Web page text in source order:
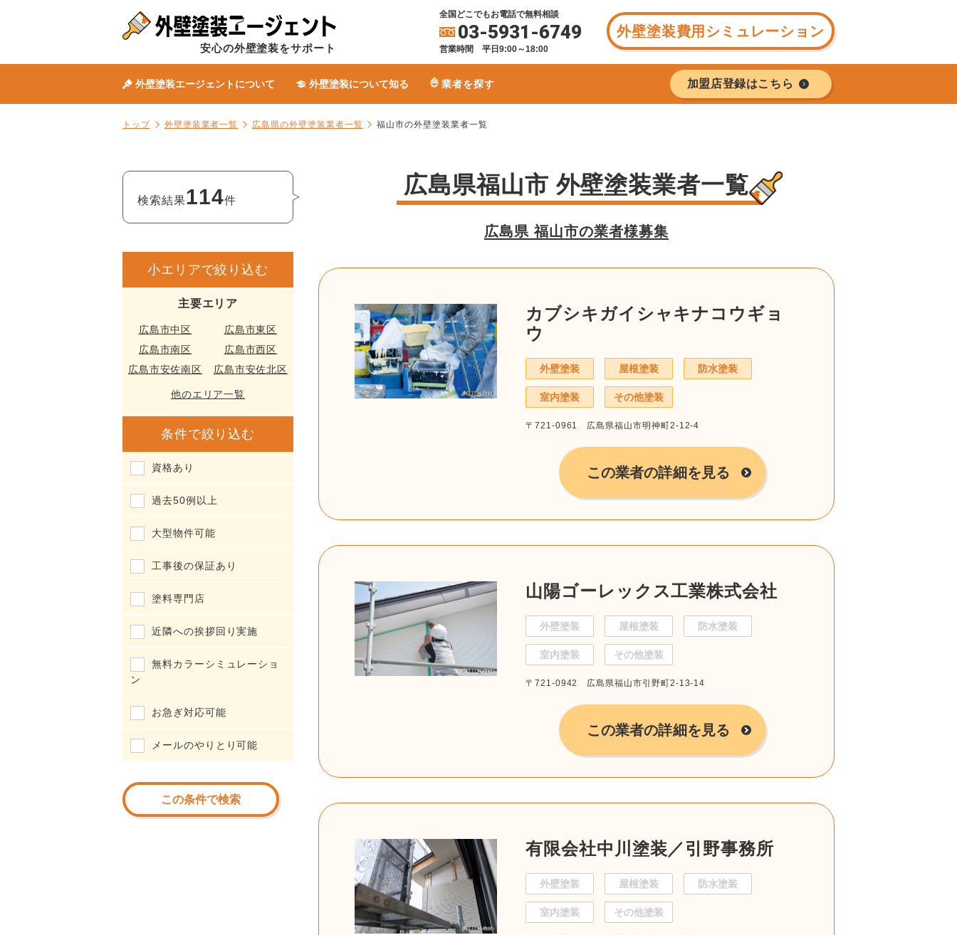
安心の外壁塗装をサポート
全国どこでもお電話で無料相談
03-5931-6749
営業時間 平日9:00～18:00
外壁塗装費用シミュレーション
外壁塗装エージェントについて 外壁塗装について知る 業者を探す 加盟店登録はこちら
トップ 外壁塗装業者一覧 広島県の外壁塗装業者一覧 福山市の外壁塗装業者一覧
検索結果114件
小エリアで絞り込む
主要エリア
広島市中区
広島市東区
広島市南区
広島市西区
広島市安佐南区
広島市安佐北区
他のエリア一覧
条件で絞り込む
資格あり
過去50例以上
大型物件可能
工事後の保証あり
塗料専門店
近隣への挨拶回り実施
無料カラーシミュレーショ
ン
お急ぎ対応可能
メールのやりとり可能
この条件で検索
広島県福山市 外壁塗装業者一覧
広島県 福山市の業者様募集
カブシキガイシャキナコウギョ
ウ
外壁塗装 屋根塗装 防水塗装
室内塗装 その他塗装
〒721-0961 広島県福山市明神町2-12-4
この業者の詳細を見る
山陽ゴーレックス工業株式会社
外壁塗装 屋根塗装 防水塗装
室内塗装 その他塗装
〒721-0942 広島県福山市引野町2-13-14
この業者の詳細を見る
有限会社中川塗装／引野事務所
外壁塗装 屋根塗装 防水塗装
室内塗装 その他塗装